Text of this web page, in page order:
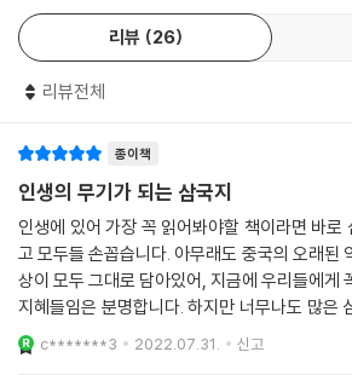
국지』의 흐름과 같아서 군웅할거 시대의 시작부
이르기까지를 간략하고 담백하게 보여주어 내용
짜인 구성상의 특징은 용어의 이해와 상황 파악
기억에 깊게 뿌리내리는 명작의 명작으로
『삼국지』는 고전 중의 고전으로 뜸하다 싶으면
의 2차 창작물이 나올 정도로 꾸준한 사랑을 받
의 관우, 천하의 지략가 제갈량, 간웅의 대명사
한 400여 명의 매력적인 인물들은 이미 각각 두
며 수차례의 전쟁, 계략과 음모, 군신간의 의리와
리뷰 26
리뷰전체
종이책
인생의 무기가 되는 삼국지
인생에 있어 가장 꼭 읽어봐야할 책이라면 바로
고 모두들 손꼽습니다. 아무래도 중국의 오래된
상이 모두 그대로 담아있어, 지금에 우리들에게
지혜들임은 분명합니다. 하지만 너무나도 많은 삼국지 시
리즈들을 한번에 통달하기에 오늘날 바쁜 삶을
현대인에게는 너무도 무리입니다.때문에 이 책
c*******3 2022.07.31. 신고